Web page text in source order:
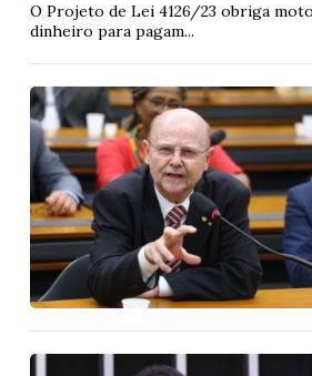
O Projeto de Lei 4126/23 obriga
dinheiro para pagam...